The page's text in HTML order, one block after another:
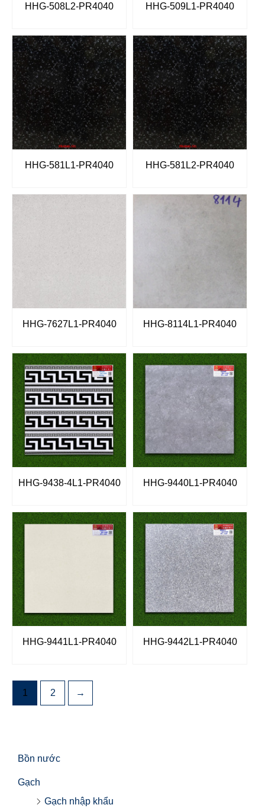
Bồn nước
Gạch
Gạch nhập khẩu
HHG-508L2-PR4040 HHG-509L1-PR4040
HHG-581L1-PR4040 HHG-581L2-PR4040
HHG-7627L1-PR4040 HHG-8114L1-PR4040
HHG-9438-4L1-PR4040 HHG-9440L1-PR4040
HHG-9441L1-PR4040 HHG-9442L1-PR4040
1 2 →